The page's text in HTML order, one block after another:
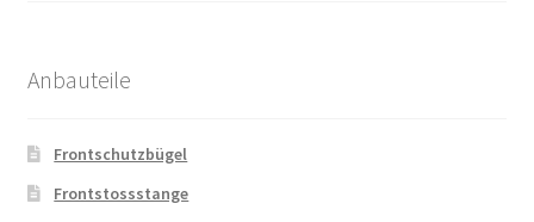
Anbauteile
Frontschutzbügel
Frontstossstange